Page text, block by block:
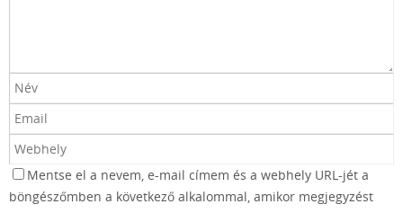
Mentse el a nevem, e-mail címem és a webhely URL-jét a
böngészőmben a következő alkalommal, amikor megjegyzést